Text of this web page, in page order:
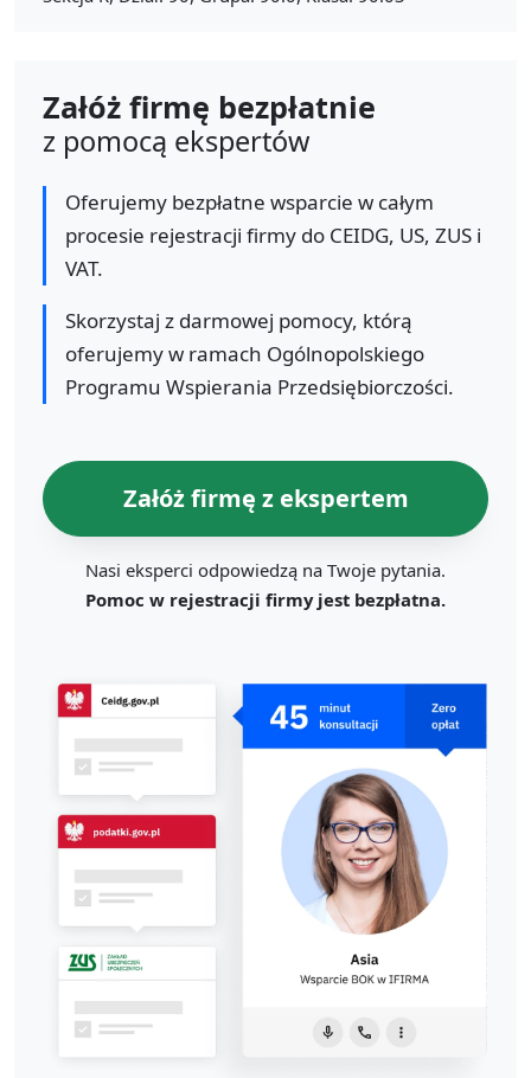
Załóż firmę bezpłatnie
z pomocą ekspertów
Oferujemy bezpłatne wsparcie w całym
procesie rejestracji firmy do CEIDG, US, ZUS i
VAT.
Skorzystaj z darmowej pomocy, którą
oferujemy w ramach Ogólnopolskiego
Programu Wspierania Przedsiębiorczości.
Załóż firmę z ekspertem
Nasi eksperci odpowiedzą na Twoje pytania.
Pomoc w rejestracji firmy jest bezpłatna.